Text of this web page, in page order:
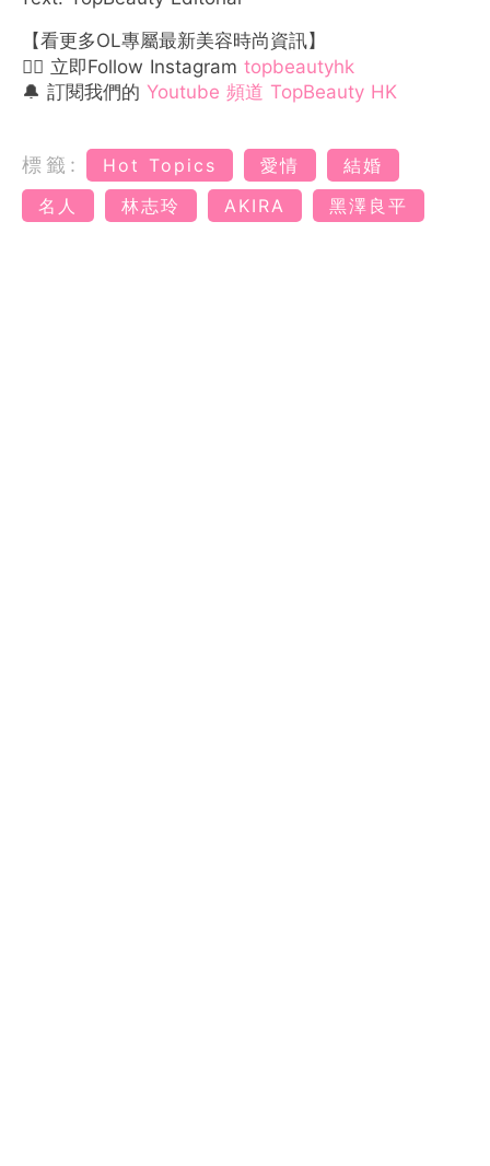
【看更多OL專屬最新美容時尚資訊】
👉🏻 立即Follow Instagram topbeautyhk
🔔 訂閱我們的 Youtube 頻道 TopBeauty HK
標籤: Hot Topics 愛情
結婚
名人
林志玲 AKIRA 黑澤良平